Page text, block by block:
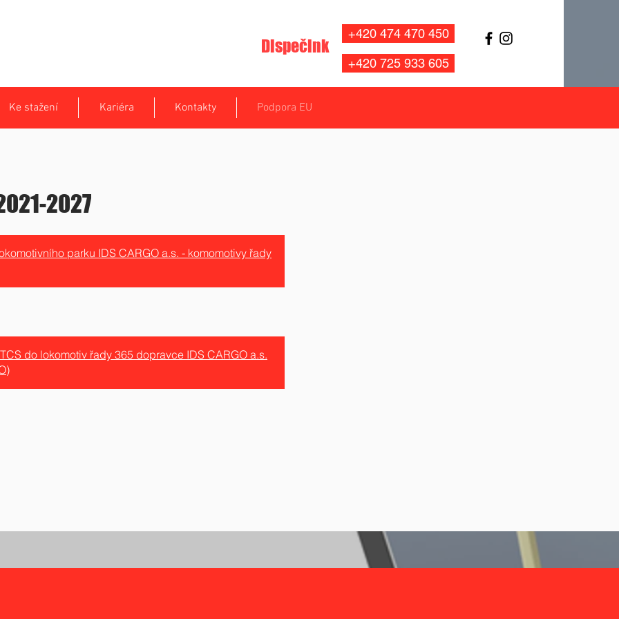
+420 725 933 605
+420 474 470 450
Dispečink
Ke stažení Kariéra Kontakty Podpora EU
2027
parku IDS CARGO a.s. - komomotivy řady
do lokomotiv řady 365 dopravce IDS CARGO a.s.